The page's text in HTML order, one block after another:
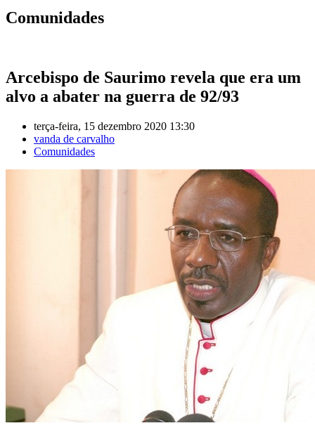
Comunidades
Arcebispo de Saurimo revela que era um
alvo a abater na guerra de 92/93
terça-feira, 15 dezembro 2020 13:30
vanda de carvalho
Comunidades